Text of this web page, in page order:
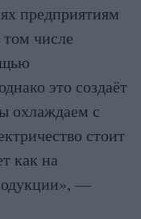
предприятиям
числе
это создаёт
охлаждаем с
стоит
как на
—